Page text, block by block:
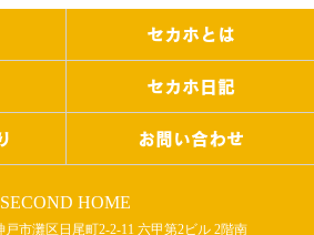
セカホとは
セカホ日記
お問い合わせ
SECOND HOME
戸市灘区日尾町2-2-11 六甲第2ビル 2階南